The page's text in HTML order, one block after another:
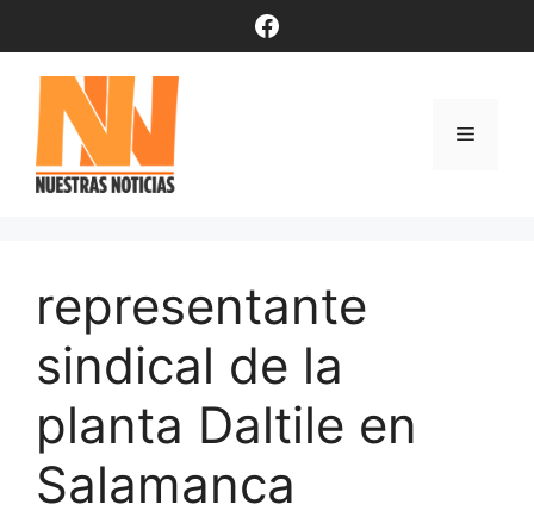
contenido
Facebook
Menú
representante
sindical de la
planta Daltile en
Salamanca